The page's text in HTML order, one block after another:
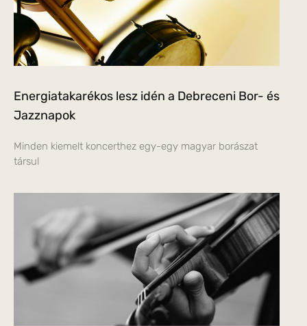
Energiatakarékos lesz idén a Debreceni Bor- és
Jazznapok
Minden kiemelt koncerthez egy-egy magyar borászat
társul